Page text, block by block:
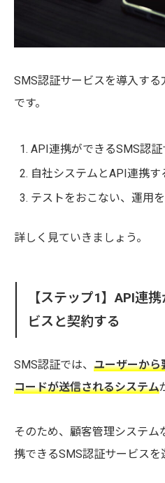
SMS認証サービスを導入す
です。
API連携ができるSMS認
自社システムとAPI連携す
テストをおこない、運用
詳しく見ていきましょう。
【ステップ1】API連
ビスと契約する
SMS認証では、 ユーザーから
コードが送信されるシステム
そのため、顧客管理システム
携できるSMS認証サービスを